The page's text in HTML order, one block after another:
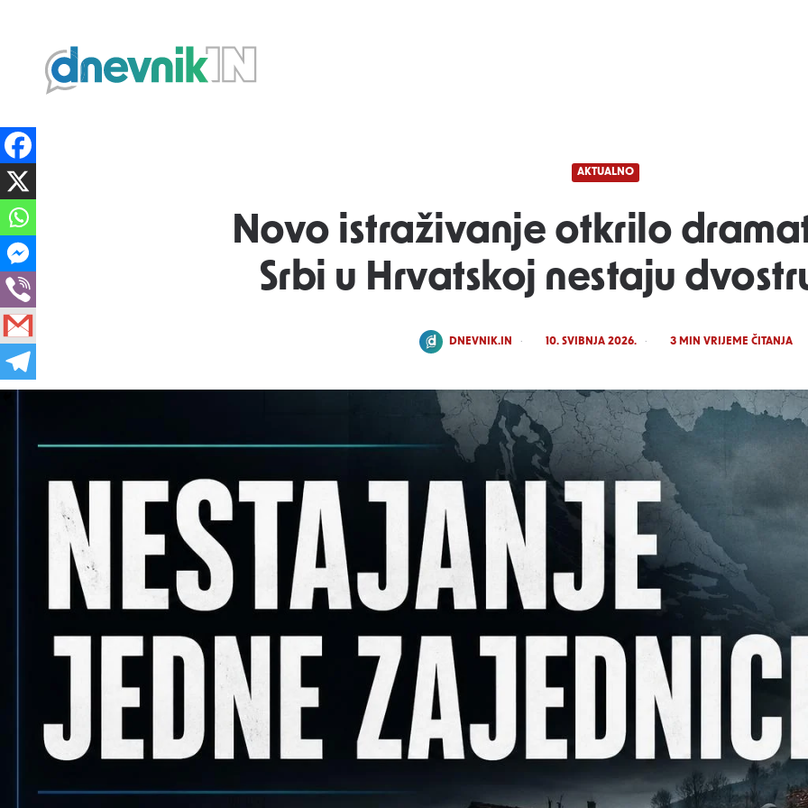
Dnevnik.in
AKTUALNO
Novo istraživanje otkrilo
Srbi u Hrvatskoj nestaju
POSTED
DNEVNIK.IN 10. SVIBNJA 2026. 3MIN VRIJEME ČITANJA